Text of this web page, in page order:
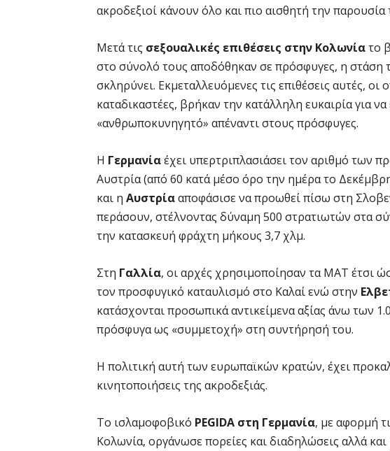
ακροδεξιοί κάνουν όλο και πιο αισθητή την παρουσία
Μετά τις σεξουαλικές επιθέσεις στην Κολωνίατο
στο σύνολό τους αποδόθηκαν σε πρόσφυγες, η
σκληρύνει. Εκμεταλλευόμενες τις επιθέσεις αυτές,
καταδικαστέες, βρήκαν την κατάλληλη ευκαιρία για
«ανθρωποκυνηγητό» απέναντι στους πρόσφυγες.
Η Γερμανίαέχει υπερτριπλασιάσει τον αριθμό των
Αυστρία (από 60 κατά μέσο όρο την ημέρα το
και η Αυστρίααποφάσισε να προωθεί πίσω στη
περάσουν, στέλνοντας δύναμη 500 στρατιωτών στα
την κατασκευή φράχτη μήκους 3,7 χλμ.
Στη Γαλλία, οι αρχές χρησιμοποίησαν τα ΜΑΤ έτσι
τον προσφυγικό καταυλισμό στο Καλαί ενώ στην
κατάσχονται προσωπικά αντικείμενα αξίας άνω των
πρόσφυγα ως «συμμετοχή» στη συντήρησή του.
Η πολιτική αυτή των ευρωπαϊκών κρατών, έχει
κινητοποιήσεις της ακροδεξιάς.
Το ισλαμοφοβικό PEGIDA στη Γερμανία, με αφορμή
Κολωνία, οργάνωσε πορείες και διαδηλώσεις αλλά